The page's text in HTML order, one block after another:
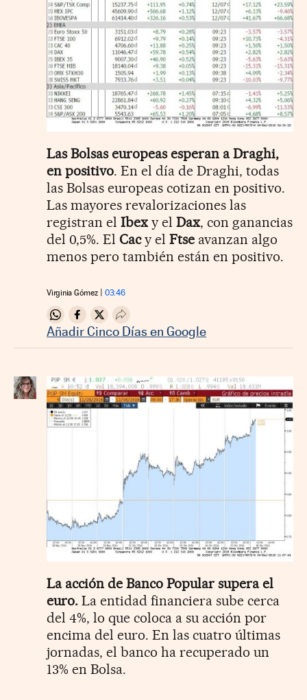
Las Bolsas europeas esperan a Draghi,
en positivo. En el día de Draghi, todas
las Bolsas europeas cotizan en positivo.
Las mayores revalorizaciones las
registran el Ibex y el Dax, con ganancias
del 0,5%. El Cacy el Ftse avanzan algo
menos pero también están en positivo.
Virginia Gómez 03:46
Compartir en Whatsapp
Compartir en Facebook
Compartir en Twitter
Desplegar Redes Sociales
Añadir Cinco Días en Google
La acción de Banco Popular supera el
euro. La entidad financiera sube cerca
del 4%, lo que coloca a su acción por
encima del euro. En las cuatro últimas
jornadas, el banco ha recuperado un
13% en Bolsa.